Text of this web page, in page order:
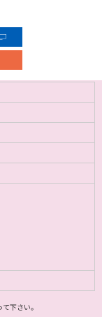
下さい。